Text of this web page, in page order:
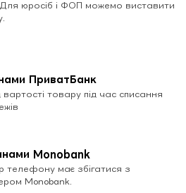
юросіб і ФОП можемо виставити
ПриватБанк
вартості товару під час списання
Monobank
телефону має збігатися з
Monobank.